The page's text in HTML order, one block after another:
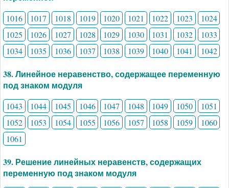
1016 1017 1018 1019 1020 1021 1022 1023
1024
1025
1026 1027 1028 1029 1030 1031 1032
1033
1034
1035 1036 1037 1038 1039 1040 1041 1042
38. Линейное неравенство, содержащее переменную
под знаком модуля
1043 1044 1045 1046 1047 1048 1049 1050
1051
1052
1053 1054 1055 1056 1057 1058 1059
1060
1061
39. Решение линейных неравенств, содержащих
переменную под знаком модуля